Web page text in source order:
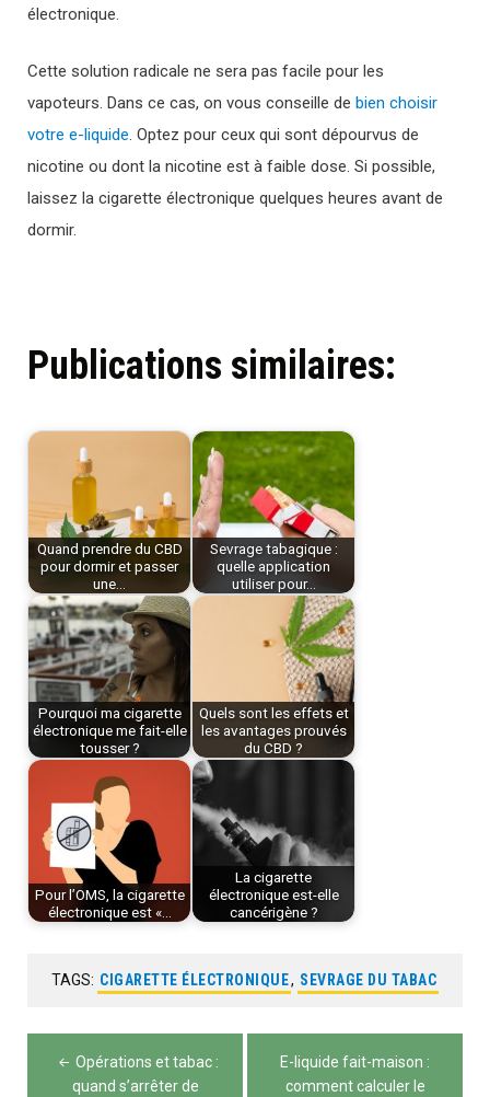
électronique.
Cette solution radicale ne sera pas facile pour les
vapoteurs. Dans ce cas, on vous conseille de bien choisir
votre e-liquide. Optez pour ceux qui sont dépourvus de
nicotine ou dont la nicotine est à faible dose. Si possible,
laissez la cigarette électronique quelques heures avant de
dormir.
Publications similaires:
Quand prendre du CBD
pour dormir et passer
une…
Sevrage tabagique :
quelle application
utiliser pour…
Pourquoi ma cigarette
électronique me fait-elle
tousser ?
Quels sont les effets et
les avantages prouvés
du CBD ?
Pour l’OMS, la cigarette
électronique est «…
La cigarette
électronique est-elle
cancérigène ?
TAGS: CIGARETTE ÉLECTRONIQUE, SEVRAGE DU TABAC
Navigation
Opérations et tabac :
quand s’arrêter de
E-liquide fait-maison :
comment calculer le